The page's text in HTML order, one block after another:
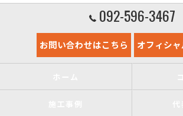
092-596-3467
お問い合わせはこちら オフィシ